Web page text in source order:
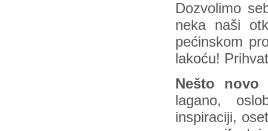
Dozvolimo
neka naši
pećinskom
lakoću!
Nešto
lagano,
inspiraciji,